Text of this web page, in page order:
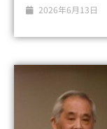
2026年6月13日